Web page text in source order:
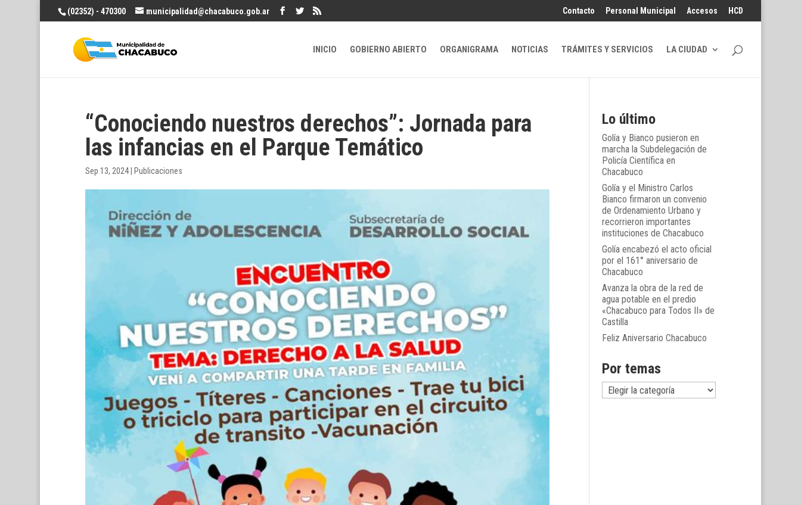
(02352) - 470300 municipalidad@chacabuco.gob.ar Contacto Personal Municipal Accesos HCD
INICIO GOBIERNO ABIERTO ORGANIGRAMA NOTICIAS TRÁMITES Y SERVICIOS LA CIUDAD
“Conociendo nuestros derechos”: Jornada para
las infancias en el Parque Temático
Sep 13, 2024| Publicaciones
Lo último
Golía y Bianco pusieron en
marcha la Subdelegación de
Policía Científica en
Chacabuco
Golía y el Ministro Carlos
Bianco firmaron un convenio
de Ordenamiento Urbano y
recorrieron importantes
instituciones de Chacabuco
Golía encabezó el acto oficial
por el 161° aniversario de
Chacabuco
Avanza la obra de la red de
agua potable en el predio
«Chacabuco para Todos II» de
Castilla
Feliz Aniversario Chacabuco
Por temas
Por
temas